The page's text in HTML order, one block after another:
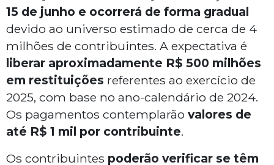
15 de junho e ocorrerá de forma gradual
devido ao universo estimado de cerca de 4
milhões de contribuintes. A expectativa é
liberar aproximadamente R$ 500 milhões
em restituições referentes ao exercício de
2025, com base no ano-calendário de 2024.
Os pagamentos contemplarão valores de
até R$ 1 mil por contribuinte.
Os contribuintes poderão verificar se têm